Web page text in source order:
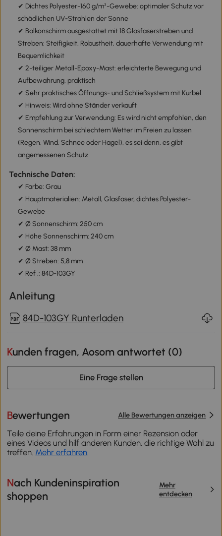
✔ Dichtes Polyester-160 g/m²-Gewebe: optimaler Schutz vor
schädlichen UV-Strahlen der Sonne
✔ Balkonschirm ausgestattet mit 18 Glasfaserstreben und
Streben: Steifigkeit, Robustheit, dauerhafte Verwendung mit
Bequemlichkeit
✔ 2-teiliger Metall-Epoxy-Mast: erleichterte Bewegung und
Aufbewahrung, praktisch
✔ Sehr praktisches Öffnungs- und Schließsystem mit Kurbel
✔ Hinweis: Wird ohne Ständer verkauft
✔ Empfehlung zur Verwendung: Es wird nicht empfohlen, den
Sonnenschirm bei schlechtem Wetter im Freien zu lassen
(Regen, Wind, Schnee oder Hagel), es sei denn, es gibt
angemessenen Schutz
Technische Daten:
✔ Farbe: Grau
✔ Hauptmaterialien: Metall, Glasfaser, dichtes Polyester-
Gewebe
✔ Ø Sonnenschirm: 250 cm
✔ Höhe Sonnenschirm: 240 cm
✔ Ø Mast: 38 mm
✔ Ø Streben: 5,8 mm
✔ Ref .: 84D-103GY
Anleitung
84D-103GY Runterladen
Kunden fragen, Aosom antwortet (0)
Eine Frage stellen
Bewertungen Alle Bewertungen anzeigen
Teile deine Erfahrungen in Form einer Rezension oder
eines Videos und hilf anderen Kunden, die richtige Wahl zu
treffen. Mehr erfahren.
Nach Kundeninspiration
shoppen
Mehr
entdecken